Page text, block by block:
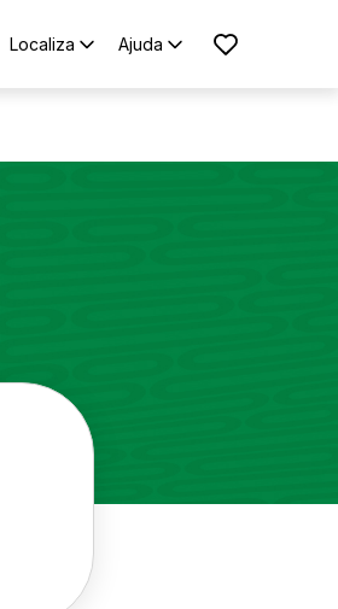
Localiza Ajuda